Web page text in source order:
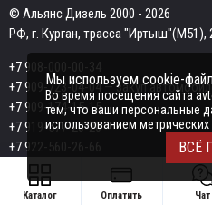
© Альянс Дизель 2000 - 2026
РФ, г. Курган, трасса "Иртыш"(М51),
+7 908-000-00-34
+7 909-723-04-04— закуп
+7 909-174-15-15
+7 919-577-20-20
+7 922-560-26-66
Email:razborka45@mail.ru
Каталог Оплатить Чат
Мы используем cookie-
Во время посещения сайта
тем, что ваши персональные
использованием метрических
ВСЁ